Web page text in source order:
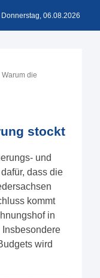
Donnerstag, 06.08.2026
Warum die
stockt
und
dass die
kommt
in
wird